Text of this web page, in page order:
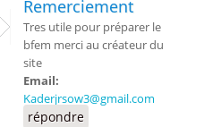
Remerciement
Tres utile pour préparer le
bfem merci au créateur du
site
Email:
Kaderjrsow3@gmail.com
répondre